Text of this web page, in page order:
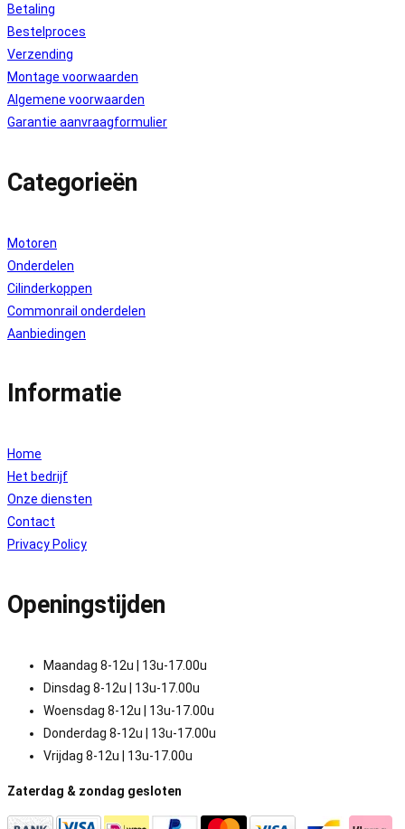
Betaling
Bestelproces
Verzending
Montage voorwaarden
Algemene voorwaarden
Garantie aanvraagformulier
Categorieën
Motoren
Onderdelen
Cilinderkoppen
Commonrail onderdelen
Aanbiedingen
Informatie
Home
Het bedrijf
Onze diensten
Contact
Privacy Policy
Openingstijden
Maandag 8-12u | 13u-17.00u
Dinsdag 8-12u | 13u-17.00u
Woensdag 8-12u | 13u-17.00u
Donderdag 8-12u | 13u-17.00u
Vrijdag 8-12u | 13u-17.00u
Zaterdag & zondag gesloten